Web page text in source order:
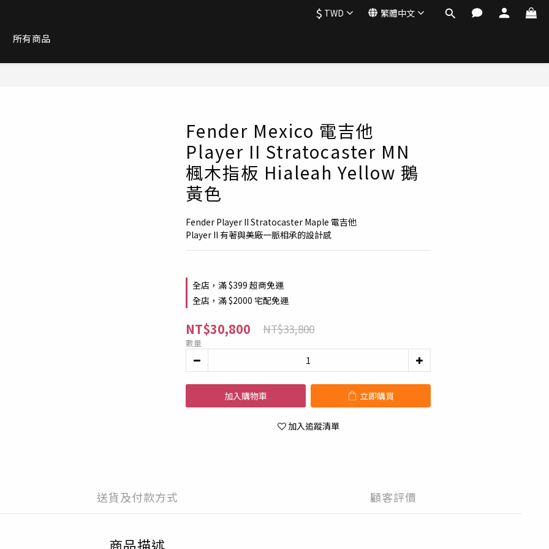
$ TWD 繁體中文
所有商品
Fender Mexico 電吉他
Player II Stratocaster MN
楓木指板 Hialeah Yellow 鵝
黃色
Fender Player II Stratocaster Maple 電吉他
Player II 有著與美廠一脈相承的設計感
全店，滿 $399 超商免運
全店，滿 $2000 宅配免運
NT$30,800 NT$33,800
數量
加入購物車 立即購買
加入追蹤清單
送貨及付款方式 顧客評價
商品描述